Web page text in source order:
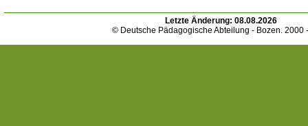
Letzte Änderung: 08.08.2026
© Deutsche Pädagogische Abteilung - Bozen. 2000